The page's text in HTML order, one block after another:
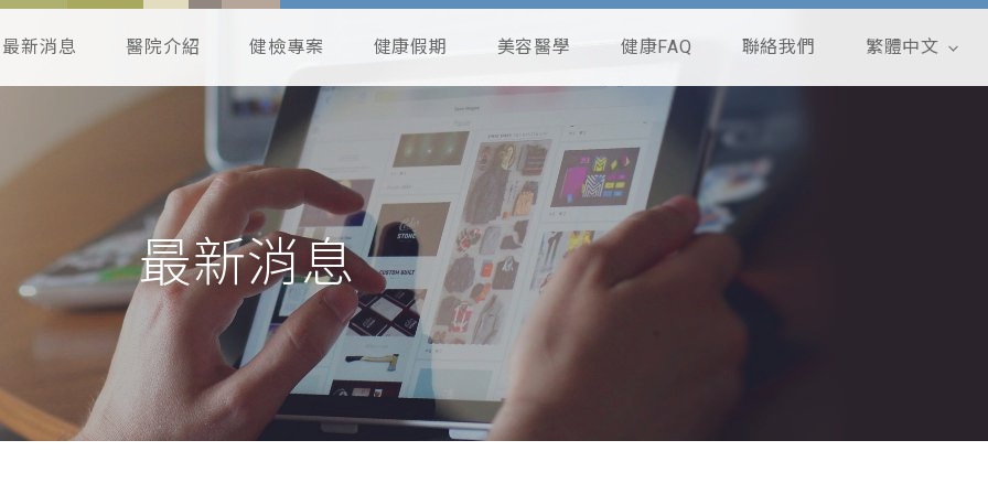
最新消息 醫院介紹 健檢專案 健康假期 美容醫學 健康FAQ 聯絡我們 繁體中文
最新消息